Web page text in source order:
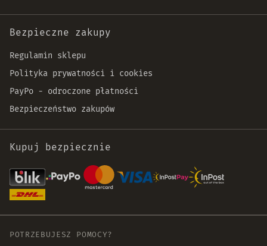
Bezpieczne zakupy
Regulamin sklepu
Polityka prywatności i cookies
PayPo - odroczone płatności
Bezpieczeństwo zakupów
Kupuj bezpiecznie
POTRZEBUJESZ POMOCY?